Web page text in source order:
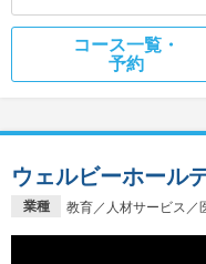
コース一覧・
予約
業種 教育／人材サービス／
ウェルビーホール